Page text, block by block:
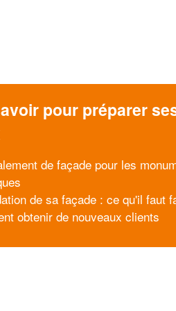
pour préparer
de façade pour les
de sa façade : ce qu'il faut
obtenir de nouveaux clients